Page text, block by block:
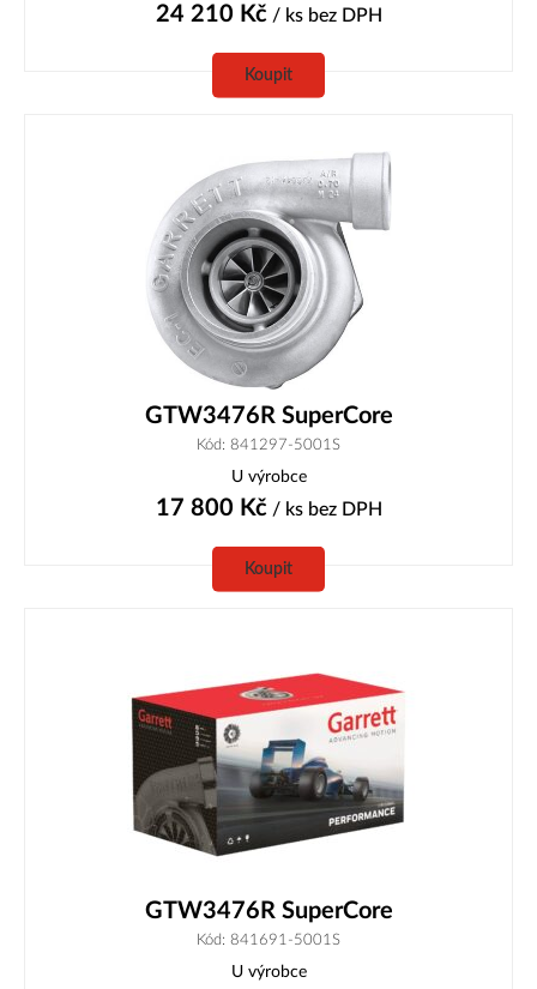
24 210 Kč/ ks bez DPH
Koupit
GTW3476R SuperCore
Kód: 841297-5001S
U výrobce
17 800 Kč/ ks bez DPH
Koupit
GTW3476R SuperCore
Kód: 841691-5001S
U výrobce